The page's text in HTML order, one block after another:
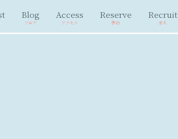
Blog
ブログ
Access
アクセス
Reserve
予約
Recruit
求人